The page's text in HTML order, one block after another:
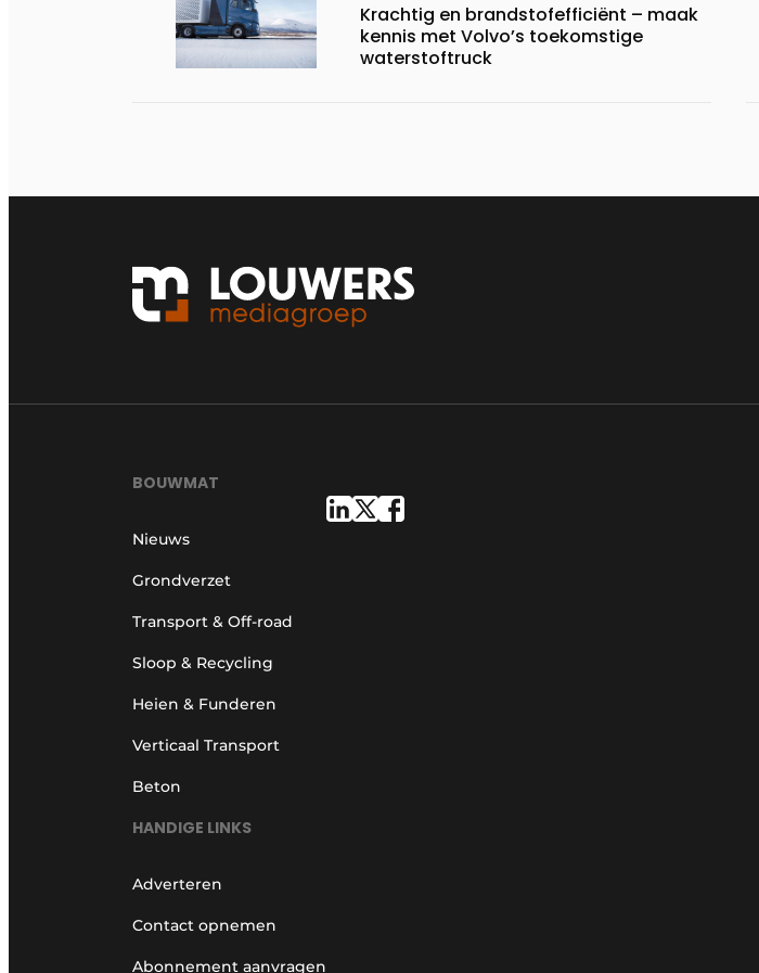
Krachtig en brandstofefficiënt – maak
kennis met Volvo’s toekomstige
waterstoftruck
BOUWMAT
Nieuws
Grondverzet
Transport & Off-road
Sloop & Recycling
Heien & Funderen
Verticaal Transport
Beton
HANDIGE LINKS
Adverteren
Contact opnemen
Abonnement aanvragen